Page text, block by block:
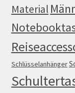
Material
Schlüsselanhänger